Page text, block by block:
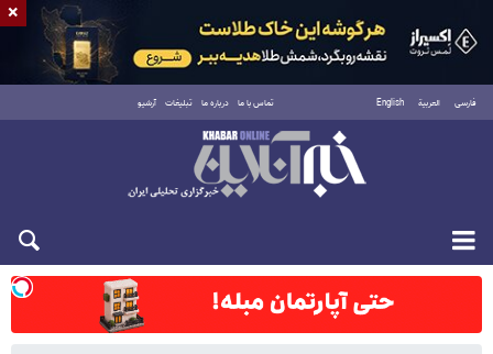
فارسی العربية English تماس با ما درباره ما تبلیغات آرشیو
شنبه ۱۷ مرداد ۱۴۰۵
×